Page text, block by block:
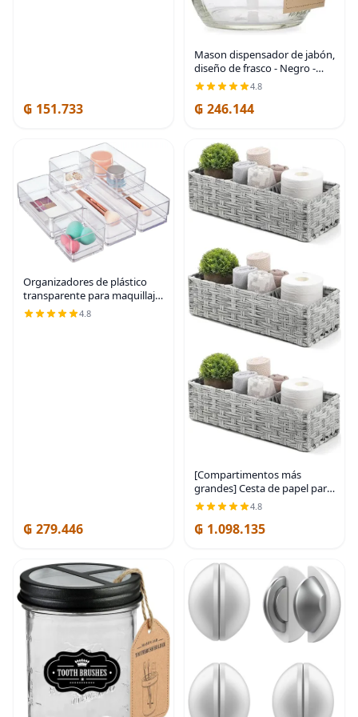
₲ 151.733
Mason dispensador de jabón,
diseño de frasco - Negro -
Con frasco de 16 onzas -
Hecho de acero inoxidable
antioxidante
4.8
₲ 246.144
Organizadores de plástico
transparente para maquillaje,
conjunto de 6 unidades
4.8
₲ 279.446
[Compartimentos más
grandes] Cesta de papel para
tanque de inodoro, cesta de
tejida a mano con divisor
4.8
₲ 1.098.135